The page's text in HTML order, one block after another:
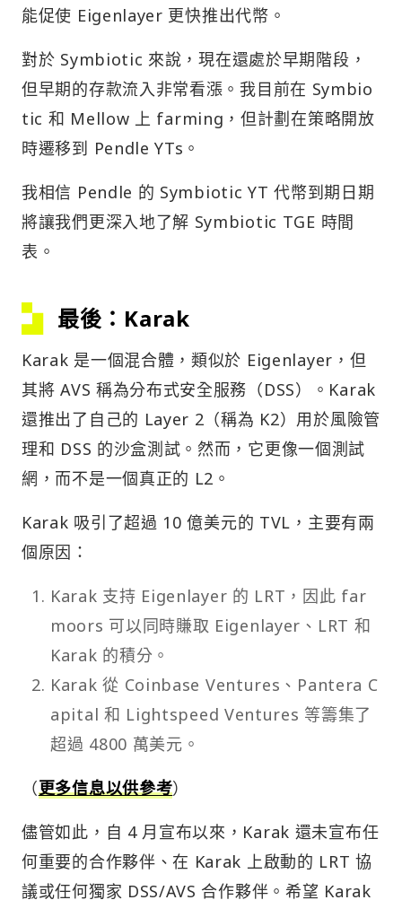
對於 Symbiotic 來說，現在還處於早期階段，
但早期的存款流入非常看漲。我目前在 Symbio
tic 和 Mellow 上 farming，但計劃在策略開放
時遷移到 Pendle YTs。
我相信 Pendle 的 Symbiotic YT 代幣到期日期
將讓我們更深入地了解 Symbiotic TGE 時間
表。
Karak 是一個混合體，類似於 Eigenlayer，但
其將 AVS 稱為分布式安全服務（DSS）。Karak
還推出了自己的 Layer 2（稱為 K2）用於風險管
理和 DSS 的沙盒測試。然而，它更像一個測試
網，而不是一個真正的 L2。
Karak 吸引了超過 10 億美元的 TVL，主要有兩
個原因：
Karak 支持 Eigenlayer 的 LRT，因此 far
moors 可以同時賺取 Eigenlayer、LRT 和
Karak 的積分。
Karak 從 Coinbase Ventures、Pantera C
apital 和 Lightspeed Ventures 等籌集了
超過 4800 萬美元。
更多信息以供參考）
儘管如此，自 4 月宣布以來，Karak 還未宣布任
何重要的合作夥伴、在 Karak 上啟動的 LRT 協
議或任何獨家 DSS/AVS 合作夥伴。希望 Karak
能加快發展步伐，因為 Symbiotic 正在全力追